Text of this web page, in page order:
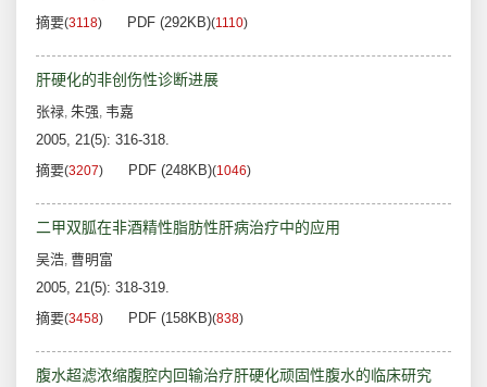
摘要(3118) PDF (292KB)(1110)
肝硬化的非创伤性诊断进展
张禄, 朱强, 韦嘉
2005, 21(5): 316-318.
摘要(3207) PDF (248KB)(1046)
二甲双胍在非酒精性脂肪性肝病治疗中的应用
吴浩, 曹明富
2005, 21(5): 318-319.
摘要(3458) PDF (158KB)(838)
腹水超滤浓缩腹腔内回输治疗肝硬化顽固性腹水的临床研究